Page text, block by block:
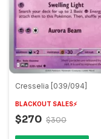
Cresselia [039/094]
BLACKOUT SALES⚡️
$270 $300